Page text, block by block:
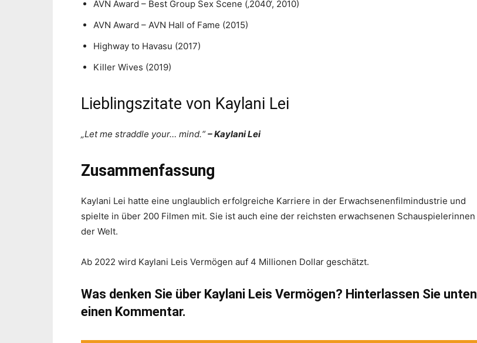
AVN Award – Best Group Sex Scene (‚2040‘, 2010)
AVN Award – AVN Hall of Fame (2015)
Highway to Havasu (2017)
Killer Wives (2019)
Lieblingszitate von Kaylani Lei
„Let me straddle your… mind.“– Kaylani Lei
Zusammenfassung
Kaylani Lei hatte eine unglaublich erfolgreiche Karriere in der Erwachsenenfilmindustrie und
spielte in über 200 Filmen mit. Sie ist auch eine der reichsten erwachsenen Schauspielerinnen
der Welt.
Ab 2022 wird Kaylani Leis Vermögen auf 4 Millionen Dollar geschätzt.
Was denken Sie über Kaylani Leis Vermögen? Hinterlassen Sie unten
einen Kommentar.